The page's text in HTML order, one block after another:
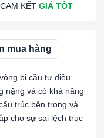
CAM KẾT GIÁ TỐT
mua hàng
bi cầu tự điều
nặng và có khả năng
trúc bên trong và
cho sự sai lệch trục